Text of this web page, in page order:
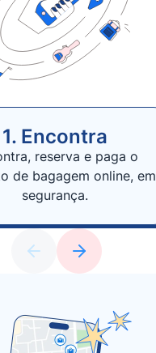
1. Encontra
reserva e paga o
de bagagem online, em
segurança.